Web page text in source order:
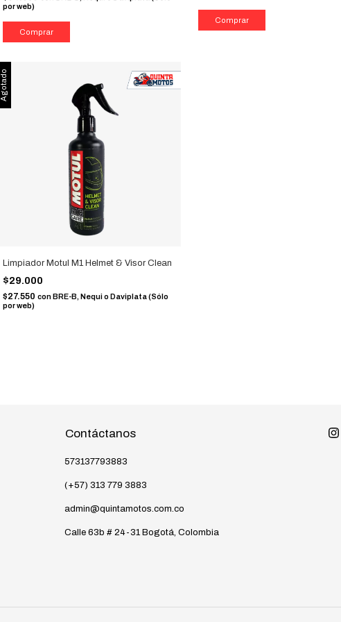
por web)
Agotado
Limpiador Motul M1 Helmet & Visor Clean
$29.000
$27.550conBRE-B, Nequi o Daviplata (Sólo
por web)
Contáctanos
573137793883
(+57) 313 779 3883
admin@quintamotos.com.co
Calle 63b # 24-31 Bogotá, Colombia